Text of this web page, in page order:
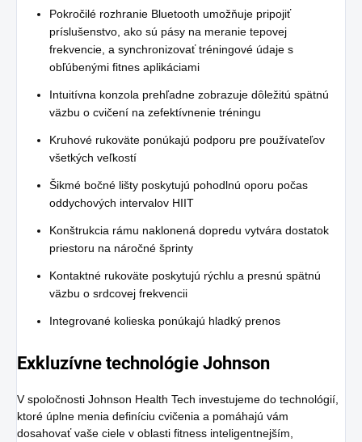
Pokročilé rozhranie Bluetooth umožňuje pripojiť
príslušenstvo, ako sú pásy na meranie tepovej
frekvencie, a synchronizovať tréningové údaje s
obľúbenými fitnes aplikáciami
Intuitívna konzola prehľadne zobrazuje dôležitú spätnú
väzbu o cvičení na zefektívnenie tréningu
Kruhové rukoväte ponúkajú podporu pre používateľov
všetkých veľkostí
Šikmé bočné lišty poskytujú pohodlnú oporu počas
oddychových intervalov HIIT
Konštrukcia rámu naklonená dopredu vytvára dostatok
priestoru na náročné šprinty
Kontaktné rukoväte poskytujú rýchlu a presnú spätnú
väzbu o srdcovej frekvencii
Integrované kolieska ponúkajú hladký prenos
Exkluzívne technológie Johnson
V spoločnosti Johnson Health Tech investujeme do technológií,
ktoré úplne menia definíciu cvičenia a pomáhajú vám
dosahovať vaše ciele v oblasti fitness inteligentnejším,